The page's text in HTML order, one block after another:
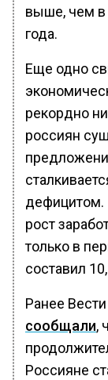
выше, чем в
года.
Еще одно
рекордно
россиян
дефицитом.
рост
только в
составил
Ранее
сообщали,
Россияне